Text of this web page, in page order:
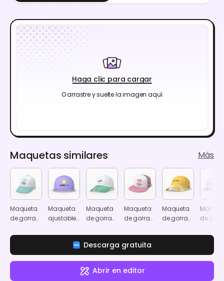
Haga clic para cargar
O arrastre y suelte la imagen aquí
Maquetas similares Más
Maqueta
de gorra
papá de
Maqueta
ajustable
de papá
con cierre
snapback
Maqueta
de gorra
con
gancho
Maqueta
de gorra
camionero
con
correa
trasera y
hebilla
Maqueta
de gorra
de
Descarga gratuita
Abrir en editor